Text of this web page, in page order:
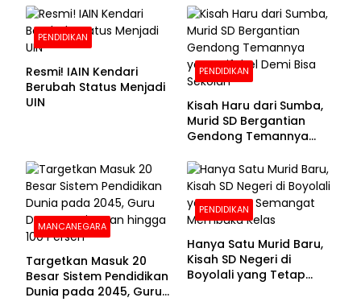
PENDIDIKAN
Resmi! IAIN Kendari
Berubah Status Menjadi
UIN
PENDIDIKAN
Kisah Haru dari Sumba,
Murid SD Bergantian
Gendong Temannya
Sekolah
MANCANEGARA
Targetkan Masuk 20
Besar Sistem Pendidikan
Dunia pada 2045, Guru
PENDIDIKAN
Hanya Satu Murid Baru,
Kisah SD Negeri di
Boyolali yang Tetap